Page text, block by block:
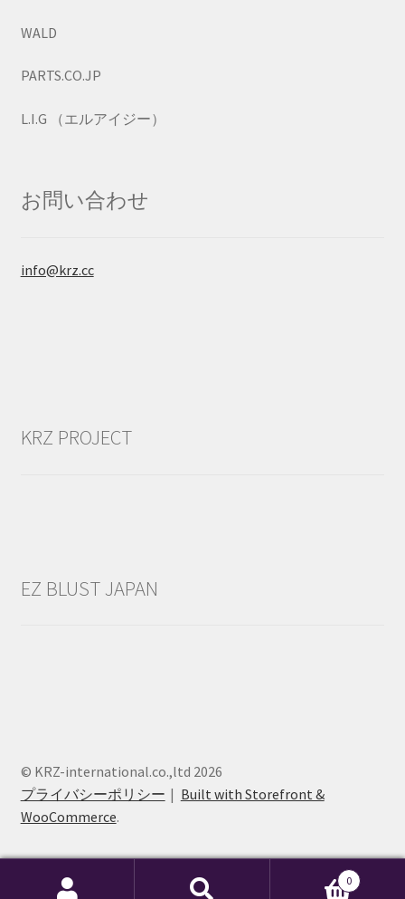
WALD
PARTS.CO.JP
L.I.G （エルアイジー）
お問い合わせ
info@krz.cc
KRZ PROJECT
EZ BLUST JAPAN
© KRZ-international.co.,ltd 2026
プライバシーポリシー
Built with Storefront &
WooCommerce.
0